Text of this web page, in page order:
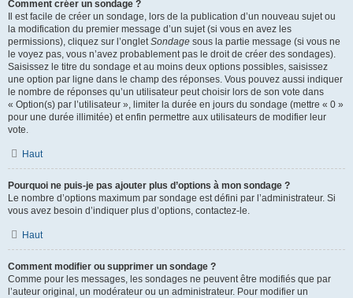
Comment créer un sondage ?
Il est facile de créer un sondage, lors de la publication d’un nouveau sujet ou
la modification du premier message d’un sujet (si vous en avez les
permissions), cliquez sur l’ongletSondage sous la partie message (si vous ne
le voyez pas, vous n’avez probablement pas le droit de créer des sondages).
Saisissez le titre du sondage et au moins deux options possibles, saisissez
une option par ligne dans le champ des réponses. Vous pouvez aussi indiquer
le nombre de réponses qu’un utilisateur peut choisir lors de son vote dans
« Option(s) par l’utilisateur », limiter la durée en jours du sondage (mettre « 0 »
pour une durée illimitée) et enfin permettre aux utilisateurs de modifier leur
vote.
Haut
Pourquoi ne puis-je pas ajouter plus d’options à mon sondage ?
Le nombre d’options maximum par sondage est défini par l’administrateur. Si
vous avez besoin d’indiquer plus d’options, contactez-le.
Haut
Comment modifier ou supprimer un sondage ?
Comme pour les messages, les sondages ne peuvent être modifiés que par
l’auteur original, un modérateur ou un administrateur. Pour modifier un